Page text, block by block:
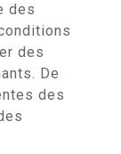
des
des
De
des